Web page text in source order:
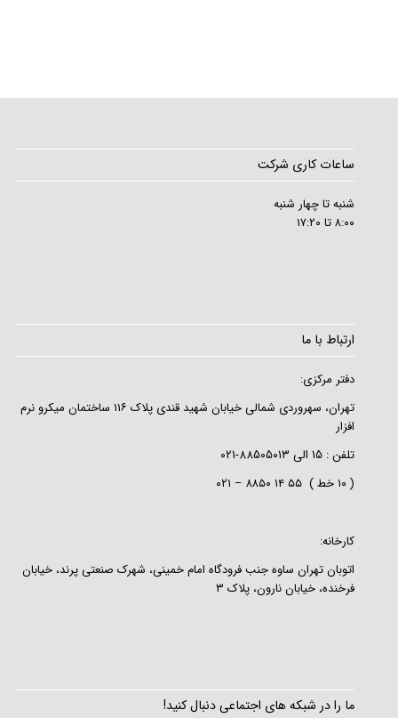
ساعات کاری شرکت
شنبه تا چهار شنبه
۸:۰۰ تا ۱۷:۲۰
ارتباط با ما
دفتر مرکزی:
تهران، سهروردی شمالی خیابان شهید قندی پلاک ۱۱۶ ساختمان میکرو نرم
افزار
تلفن : ۱۵ الی ۸۸۵۰۵۰۱۳-۰۲۱
( ۱۰ خط ) ۵۵ ۱۴ ۸۸۵۰ – ۰۲۱
کارخانه:
اتوبان تهران ساوه جنب فرودگاه امام خمینی، شهرک صنعتی پرند، خیابان
فرخنده، خیابان نارون، پلاک ۳
ما را در شبکه های اجتماعی دنبال کنید!